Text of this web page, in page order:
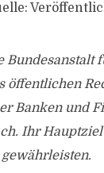
Bundesanstalt
öffentlichen
Banken und
Ihr